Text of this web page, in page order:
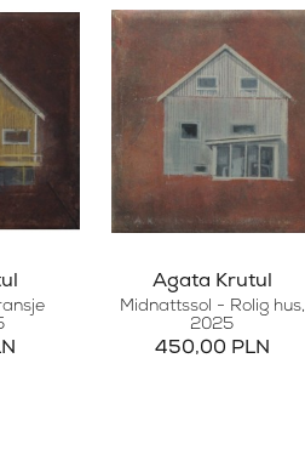
Agata Krutul
Midnattssol - Rolig hus,
2025
450,00 PLN